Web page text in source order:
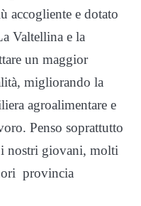
accogliente e dotato
Valtellina e la
un maggior
migliorando la
agroalimentare e
Penso soprattutto
nostri giovani, molti
provincia